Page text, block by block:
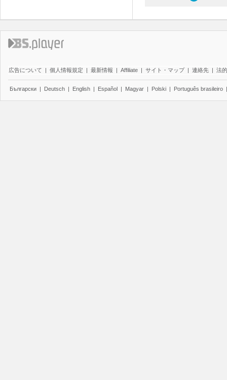
広告について | 個人情報規定 | 最新情報 | Affiliate | サイト・マップ | 連絡先 | 法
Български | Deutsch | English | Español | Magyar | Polski | Português brasileiro